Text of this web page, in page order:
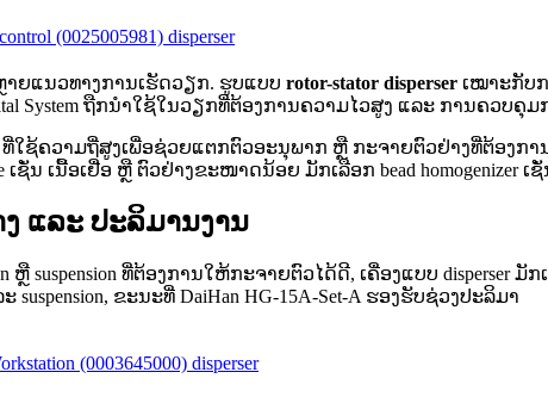
າຍແນວທາງການເຮັດວຽກ. ຮູບແບບ rotor-stator disperser ເໝາະກັບ
System ຖືກນຳໃຊ້ໃນວຽກທີ່ຕ້ອງການຄວາມໄວສູງ ແລະ ການຄວບຄຸ
ທີ່ໃຊ້ຄວາມຖີ່ສູງເພື່ອຊ່ວຍແຕກຕົວອະນຸພາກ ຫຼື ກະຈາຍຕົວຢ່າງທີ່ຕ້ອງການ
ນ ເນື້ອເຢື່ອ ຫຼື ຕົວຢ່າງຂະໜາດນ້ອຍ ມັກເລືອກ bead homogenizer ເຊັ່ນ
ແລະ ປະລິມານງານ
suspension ທີ່ຕ້ອງການໃຫ້ກະຈາຍຕົວໄດ້ດີ, ເຄື່ອງແບບ disperser
suspension, ຂະນະທີ່ DaiHan HG-15A-Set-A ຮອງຮັບຊ່ວງປະລິມາ
(0025005981) disperser
(0003645000) disperser